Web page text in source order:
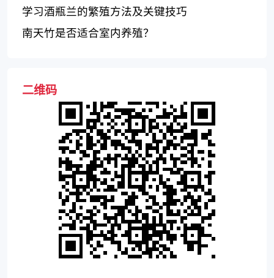
学习酒瓶兰的繁殖方法及关键技巧
南天竹是否适合室内养殖？
二维码